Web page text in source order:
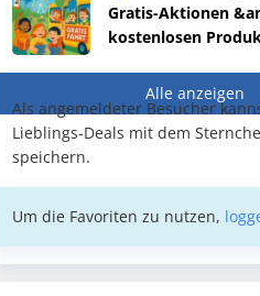
Gratis-Aktionen
kostenlosen
Alle anzeigen
Als angemeldeter Besucher
Lieblings-Deals mit dem
speichern.
Um die Favoriten zu nutzen,